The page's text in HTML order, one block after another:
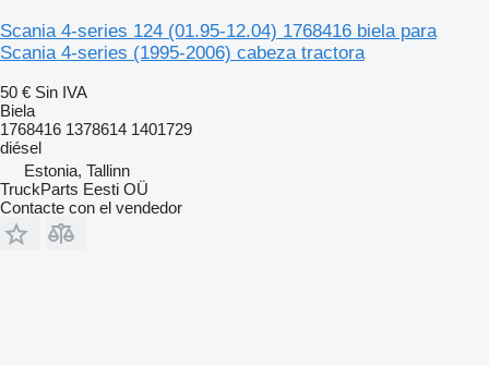
Scania 4-series 124 (01.95-12.04) 1768416 biela para
Scania 4-series (1995-2006) cabeza tractora
50 € Sin IVA
Biela
1768416 1378614 1401729
diésel
Estonia, Tallinn
TruckParts Eesti OÜ
Contacte con el vendedor